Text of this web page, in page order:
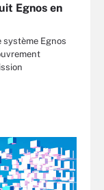
Egnos en
système Egnos